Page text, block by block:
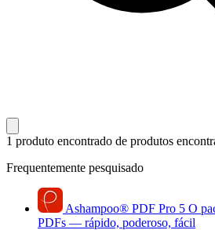
1 produto encontrado de produtos
Frequentemente pesquisado
Ashampoo® PDF Pro 5 O
PDFs — rápido, poderoso, fácil